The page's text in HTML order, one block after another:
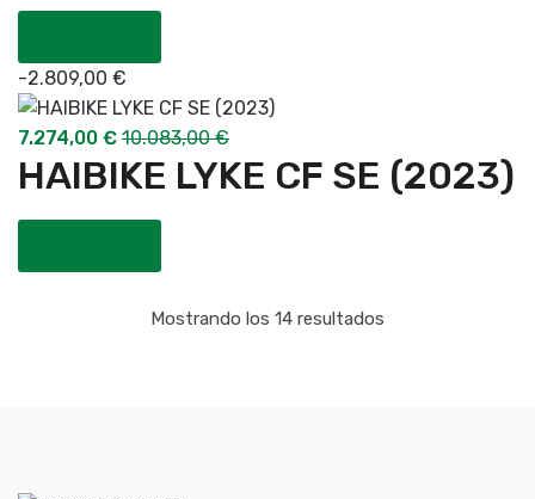
-2.809,00 €
7.274,00 € 10.083,00€
HAIBIKE LYKE CF SE (2023)
Mostrando los 14 resultados